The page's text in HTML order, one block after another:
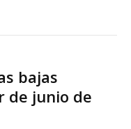
bajas
de junio de